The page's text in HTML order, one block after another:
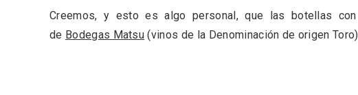
Creemos, y esto es algo personal, que las botellas
de Bodegas Matsu (vinos de la Denominación de origen